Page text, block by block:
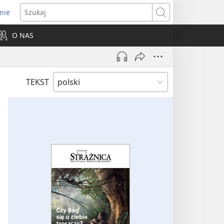
Szukaj
O NAS
TEKST